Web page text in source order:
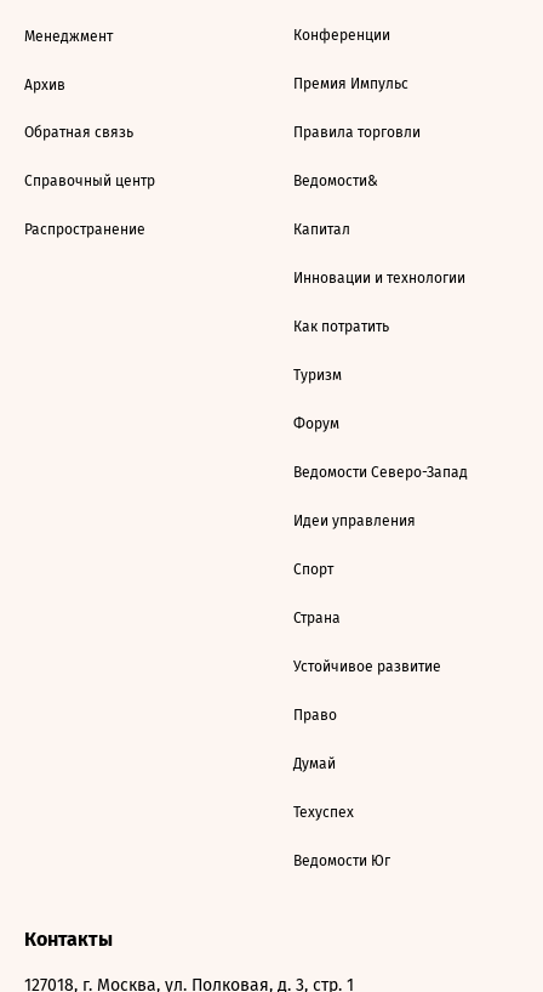
Менеджмент
Архив
Обратная связь
Справочный центр
Распространение
Конференции
Премия Импульс
Правила торговли
Ведомости&
Капитал
Инновации и технологии
Как потратить
Туризм
Форум
Ведомости Северо-Запад
Идеи управления
Спорт
Страна
Устойчивое развитие
Право
Думай
Техуспех
Ведомости Юг
Контакты
127018, г. Москва, ул. Полковая, д. 3, стр. 1